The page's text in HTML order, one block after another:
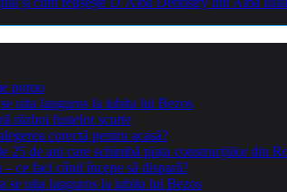
porno
uita languros la iubita lui Bezos
război fustelor scurte
corectă pentru acasă?
25 de ani care schimbă piața construcțiilor din
ce faci când începe să dispară?
se uita languros la iubita lui Bezos